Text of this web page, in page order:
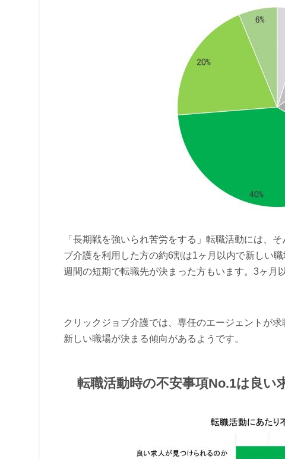
「長期戦を強いられ苦労をする」転職活動には、
ブ介護を利用した方の約6割は1ヶ月以内で新しい
週間の短期で転職先が決まった方もいます。3ヶ月
クリックジョブ介護では、専任のエージェントが
新しい職場が決まる傾向があるようです。
転職活動時の不安事項No.1は良い